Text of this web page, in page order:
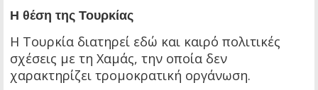
Η θέση της Τουρκίας
Η Τουρκία διατηρεί εδώ και καιρό πολιτικές
σχέσεις με τη Χαμάς, την οποία δεν
χαρακτηρίζει τρομοκρατική οργάνωση.